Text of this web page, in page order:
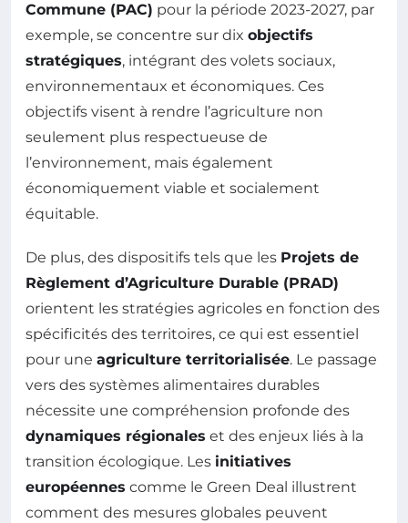
Commune (PAC) pour la période 2023-2027, par
exemple, se concentre sur dix objectifs
stratégiques, intégrant des volets sociaux,
environnementaux et économiques. Ces
objectifs visent à rendre l’agriculture non
seulement plus respectueuse de
l’environnement, mais également
économiquement viable et socialement
équitable.
De plus, des dispositifs tels que les Projets de
Règlement d’Agriculture Durable (PRAD)
orientent les stratégies agricoles en fonction des
spécificités des territoires, ce qui est essentiel
pour une agriculture territorialisée. Le passage
vers des systèmes alimentaires durables
nécessite une compréhension profonde des
dynamiques régionales et des enjeux liés à la
transition écologique. Les initiatives
européennes comme le Green Deal illustrent
comment des mesures globales peuvent